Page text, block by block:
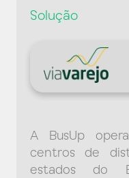
Solução
A BusUp
centros de
estados do